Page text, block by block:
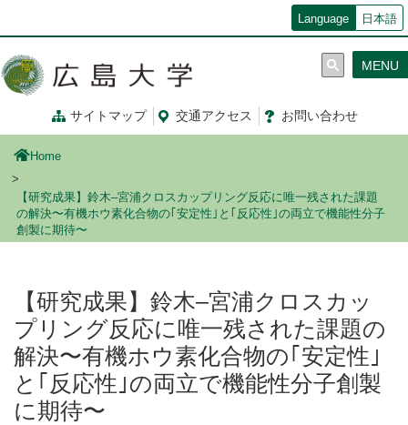
コ
ン
移
Language 日本語
サイトマップ 交通アクセス お問い合わせ
MENU
Home
【研究成果】鈴木–宮浦クロスカップリング反応に唯一残された課題
の解決〜有機ホウ素化合物の｢安定性｣と｢反応性｣の両立で機能性分子
創製に期待〜
【研究成果】鈴木–宮浦クロスカッ
プリング反応に唯一残された課題の
解決〜有機ホウ素化合物の｢安定性｣
と｢反応性｣の両立で機能性分子創製
に期待〜